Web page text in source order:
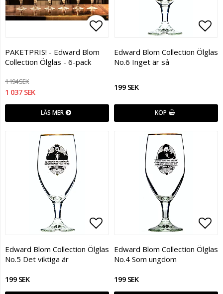
Lägg till i favoritlistan
PAKETPRIS! - Edward Blom
Collection Ölglas - 6-pack
1 194 SEK
1 037 SEK
LÄS MER
Edward Blom Collection Ölglas
No.6 Inget är så
199 SEK
KÖP
Lägg till i favoritlistan
Edward Blom Collection Ölglas
No.5 Det viktiga är
199 SEK
Edward Blom Collection Ölglas
No.4 Som ungdom
199 SEK